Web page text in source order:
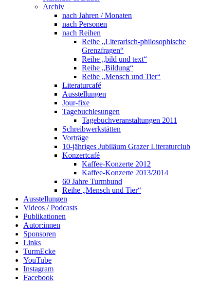
Archiv
nach Jahren / Monaten
nach Personen
nach Reihen
Reihe „Literarisch-philosophische
Grenzfragen“
Reihe „bild und text“
Reihe „Bildung“
Reihe „Mensch und Tier“
Literaturcafé
Ausstellungen
Jour-fixe
Tagebuchlesungen
Tagebuchveranstaltungen 2011
Schreibwerkstätten
Vorträge
10-jähriges Jubiläum Grazer Literaturclub
Konzertcafé
Kaffee-Konzerte 2012
Kaffee-Konzerte 2013/2014
60 Jahre Turmbund
Reihe „Mensch und Tier“
Ausstellungen
Videos / Podcasts
Publikationen
Autor:innen
Sponsoren
Links
TurmEcke
YouTube
Instagram
Facebook